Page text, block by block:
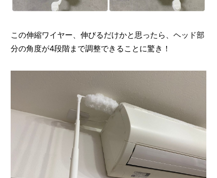
この伸縮ワイヤー、伸びるだけかと思ったら、ヘッド部
分の角度が4段階まで調整できることに驚き！